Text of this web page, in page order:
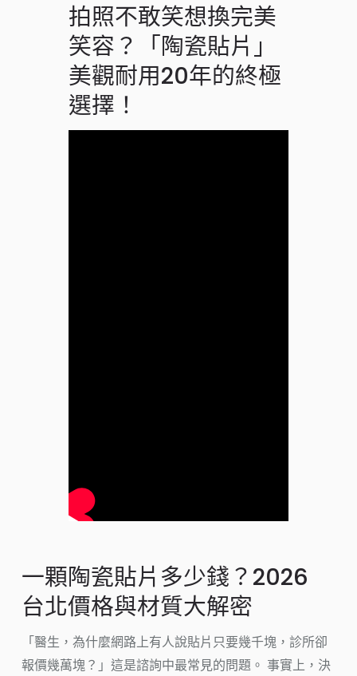
拍照不敢笑想換完美
笑容？「陶瓷貼片」
美觀耐用20年的終極
選擇！
一顆陶瓷貼片多少錢？2026
台北價格與材質大解密
「醫生，為什麼網路上有人說貼片只要幾千塊，診所卻
報價幾萬塊？」這是諮詢中最常見的問題。 事實上，決